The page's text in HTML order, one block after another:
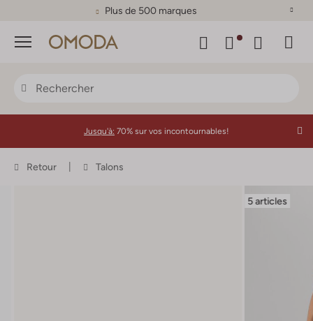
Plus de 500 marques
Menu
Jusqu'à: 70% sur vos incontournables!
Retour Talons
5 articles